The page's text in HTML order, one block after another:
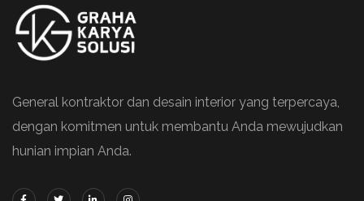
General kontraktor dan desain interior yang terpercaya,
dengan komitmen untuk membantu Anda mewujudkan
hunian impian Anda.